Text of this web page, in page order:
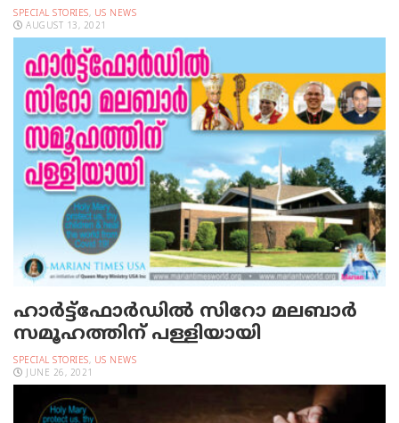
SPECIAL STORIES, US NEWS
AUGUST 13, 2021
ഹാര്‍ട്ട്‌ഫോര്‍ഡില്‍ സിറോ മലബാര്‍
സമൂഹത്തിന് പള്ളിയായി
SPECIAL STORIES, US NEWS
JUNE 26, 2021